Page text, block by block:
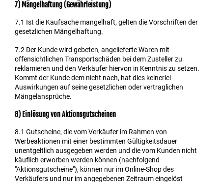
7) Mängelhaftung (Gewährleistung)
7.1 Ist die Kaufsache mangelhaft, gelten die Vorschriften der
gesetzlichen Mängelhaftung.
7.2 Der Kunde wird gebeten, angelieferte Waren mit
offensichtlichen Transportschäden bei dem Zusteller zu
reklamieren und den Verkäufer hiervon in Kenntnis zu setzen.
Kommt der Kunde dem nicht nach, hat dies keinerlei
Auswirkungen auf seine gesetzlichen oder vertraglichen
Mängelansprüche.
8) Einlösung von Aktionsgutscheinen
8.1 Gutscheine, die vom Verkäufer im Rahmen von
Werbeaktionen mit einer bestimmten Gültigkeitsdauer
unentgeltlich ausgegeben werden und die vom Kunden nicht
käuflich erworben werden können (nachfolgend
"Aktionsgutscheine"), können nur im Online-Shop des
Verkäufers und nur im angegebenen Zeitraum eingelöst